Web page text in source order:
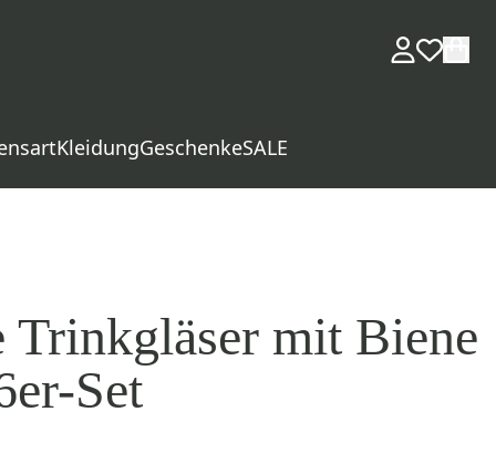
KleidungGeschenkeSALE
Trinkgläser mit Biene
Set